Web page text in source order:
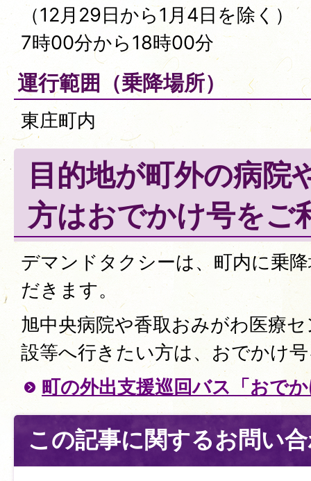
（12月29日から1月4日を除く）
7時00分から18時00分
運行範囲（乗降場所）
東庄町内
目的地が町外の病院
方はおでかけ号をご
デマンドタクシーは、町内に乗
だきます。
旭中央病院や香取おみがわ医療
設等へ行きたい方は、おでかけ
町の外出支援巡回バス「おで
この記事に関するお問い